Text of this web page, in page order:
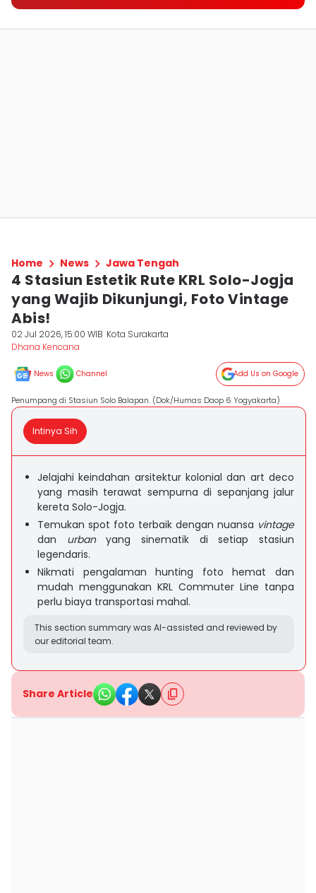
Home News Jawa Tengah
4 Stasiun Estetik Rute KRL Solo-Jogja
yang Wajib Dikunjungi, Foto Vintage
Abis!
02 Jul 2026, 15:00 WIB Kota Surakarta
Dhana Kencana
News Channel Add Us on Google
Penumpang di Stasiun Solo Balapan. (Dok/Humas Daop 6 Yogyakarta)
Intinya Sih
Jelajahi keindahan arsitektur kolonial dan art deco
yang masih terawat sempurna di sepanjang jalur
kereta Solo-Jogja.
Temukan spot foto terbaik dengan nuansa vintage
dan urbanyang sinematik di setiap stasiun
legendaris.
Nikmati pengalaman hunting foto hemat dan
mudah menggunakan KRL Commuter Line tanpa
perlu biaya transportasi mahal.
This section summary was AI-assisted and reviewed by
our editorial team.
Share Article